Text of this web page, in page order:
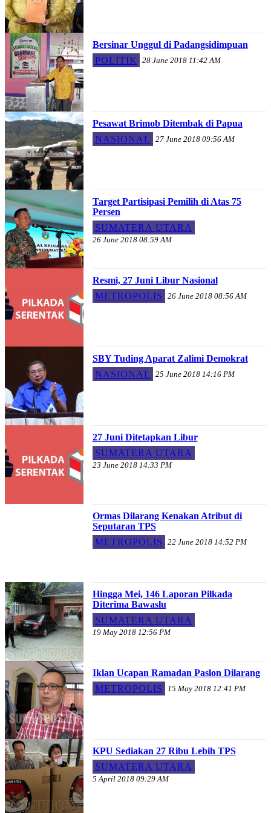
Bersinar Unggul di Padangsidimpuan
POLITIK
28 June 2018 11:42 AM
Pesawat Brimob Ditembak di Papua
NASIONAL
27 June 2018 09:56 AM
Target Partisipasi Pemilih di Atas 75
Persen
SUMATERA UTARA
26 June 2018 08:59 AM
Resmi, 27 Juni Libur Nasional
METROPOLIS
26 June 2018 08:56 AM
SBY Tuding Aparat Zalimi Demokrat
NASIONAL
25 June 2018 14:16 PM
27 Juni Ditetapkan Libur
SUMATERA UTARA
23 June 2018 14:33 PM
Ormas Dilarang Kenakan Atribut di
Seputaran TPS
METROPOLIS
22 June 2018 14:52 PM
Hingga Mei, 146 Laporan Pilkada
Diterima Bawaslu
SUMATERA UTARA
19 May 2018 12:56 PM
Iklan Ucapan Ramadan Paslon Dilarang
METROPOLIS
15 May 2018 12:41 PM
KPU Sediakan 27 Ribu Lebih TPS
SUMATERA UTARA
5 April 2018 09:29 AM